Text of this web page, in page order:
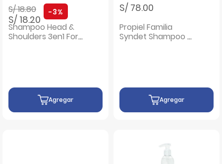
Precio rebajado de
S/ 18.80a
S/ 18.20
-3%
Shampoo Head &
Shoulders 3en1 For
Agregar
S/ 78.00
Propiel Familia
Syndet Shampoo -
Agregar